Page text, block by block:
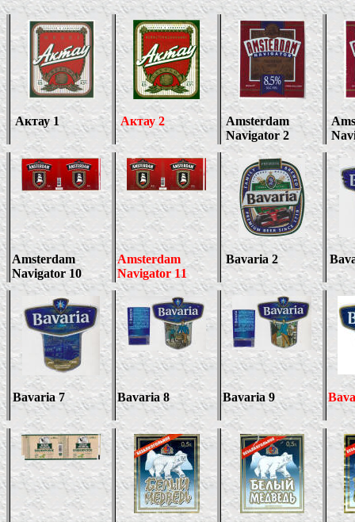
Актау 1 Актау 2
Amsterdam
Navigator 2
Amsterdam
Navigator 10
Amsterdam
Navigator 11
Bavaria 2
Bavaria 7 Bavaria8 Bavaria9